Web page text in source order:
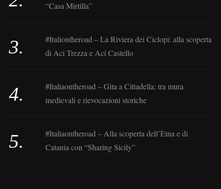
“Casa Mirtilla”
#Italiontheroad – La Riviera dei Ciclopi: alla scoperta
di Aci Trezza e Aci Castello
#Italiaontheroad – Gita a Cittadella: tra mura
medievali e rievocazioni storiche
#Italiaontheroad – Alla scoperta dell’Etna e di
Catania con “Sharing Sicily”